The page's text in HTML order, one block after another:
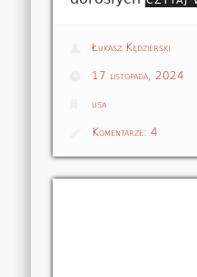
Łukasz Kędzierski
17 listopada, 2024
usa
Komentarze:4